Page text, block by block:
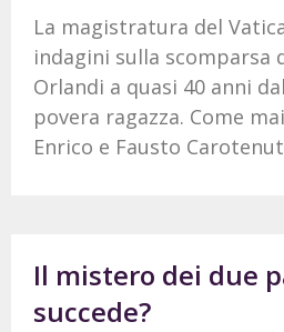
La magistratura del
indagini sulla scomparsa
Orlandi a quasi 40 anni
povera ragazza. Come
Enrico e Fausto
Il mistero dei due
succede?